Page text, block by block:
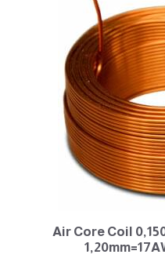
Air Core Coil